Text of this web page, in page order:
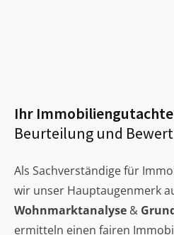
Ihr
Beurteilung und
Als Sachverständige für
wir unser Hauptaugenmerk
Wohnmarktanalyse &
ermitteln einen fairen